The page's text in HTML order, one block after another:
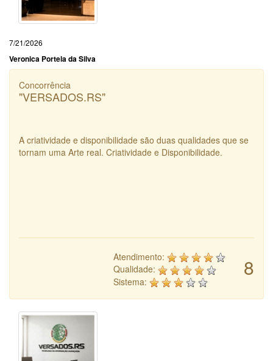
7/21/2026
Veronica Portela da Silva
Concorrência
"VERSADOS.RS"
A criatividade e disponibilidade são duas qualidades que se
tornam uma Arte real. Criatividade e Disponibilidade.
8
Atendimento:
Qualidade:
Sistema: